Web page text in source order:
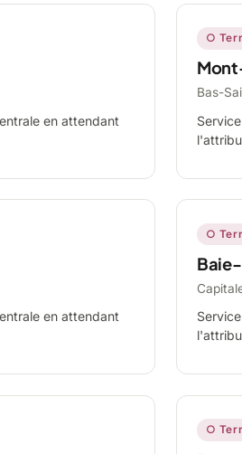
en attendant
○
Bas-
en attendant
○
○